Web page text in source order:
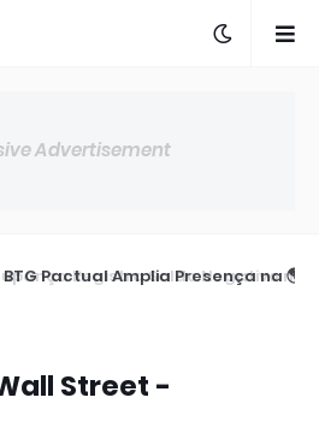
Advertisement
🌎 BTG Pactual Amplia Presença na
Registra Saldo Negativo no
Street -